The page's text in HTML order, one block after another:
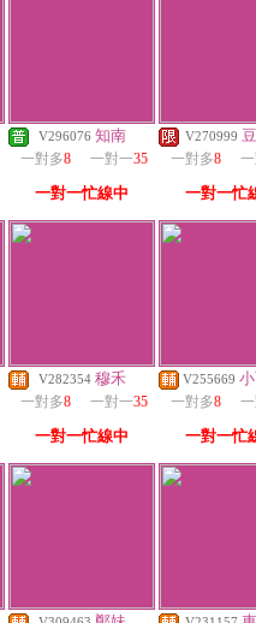
V296076 知南
一對多8 一對一35
一對一忙線中
V270999
一對多8
一對一忙
V282354 穆禾
一對多8 一對一35
一對一忙線中
V255669
一對多8
一對一忙